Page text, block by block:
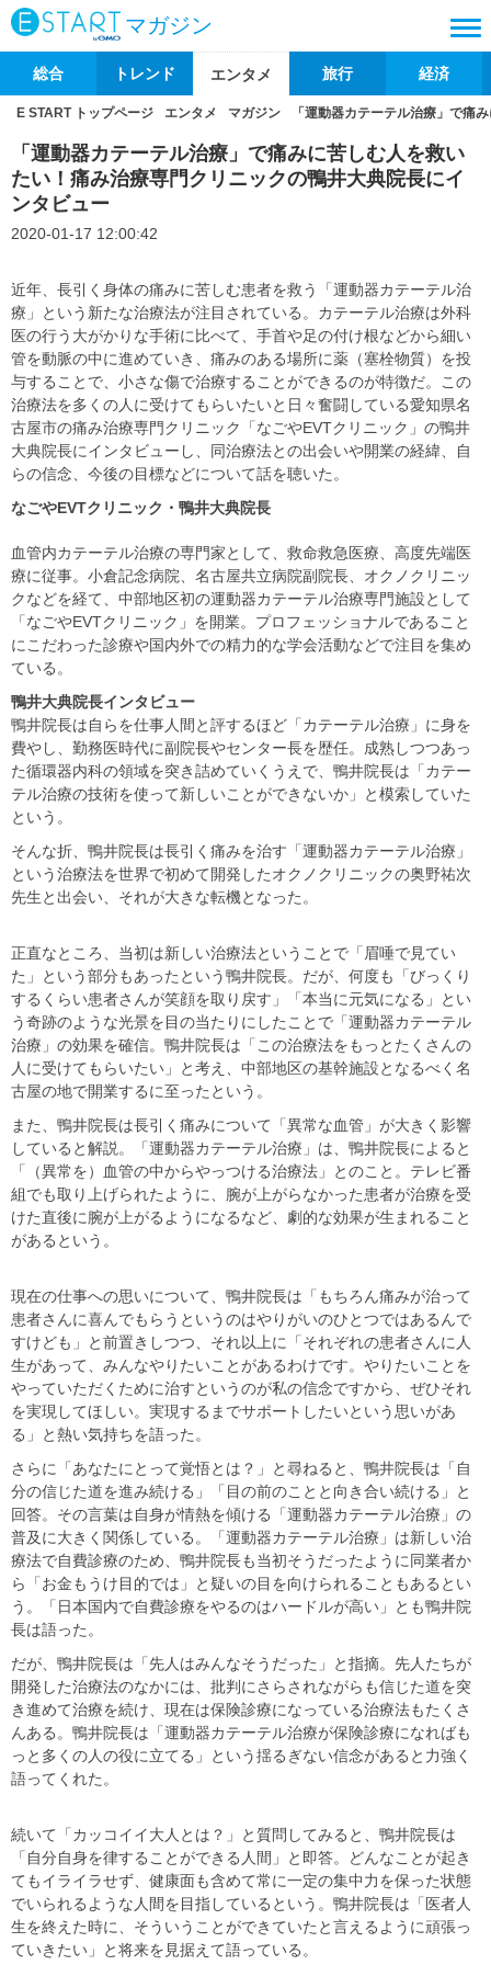
マガジン
総合 トレンド エンタメ 旅行 経済
E START トップページ エンタメ マガジン 「運動器カテーテル治療」で痛
「運動器カテーテル治療」で痛みに苦しむ人を救い
たい！痛み治療専門クリニックの鴨井大典院長にイ
ンタビュー
2020-01-17 12:00:42
近年、長引く身体の痛みに苦しむ患者を救う「運動器カテーテル治
療」という新たな治療法が注目されている。カテーテル治療は外科
医の行う大がかりな手術に比べて、手首や足の付け根などから細い
管を動脈の中に進めていき、痛みのある場所に薬（塞栓物質）を投
与することで、小さな傷で治療することができるのが特徴だ。この
治療法を多くの人に受けてもらいたいと日々奮闘している愛知県名
古屋市の痛み治療専門クリニック「なごやEVTクリニック」の鴨井
大典院長にインタビューし、同治療法との出会いや開業の経緯、自
らの信念、今後の目標などについて話を聴いた。
なごやEVTクリニック・鴨井大典院長
血管内カテーテル治療の専門家として、救命救急医療、高度先端医
療に従事。小倉記念病院、名古屋共立病院副院長、オクノクリニッ
クなどを経て、中部地区初の運動器カテーテル治療専門施設として
「なごやEVTクリニック」を開業。プロフェッショナルであること
にこだわった診療や国内外での精力的な学会活動などで注目を集め
ている。
鴨井大典院長インタビュー
鴨井院長は自らを仕事人間と評するほど「カテーテル治療」に身を
費やし、勤務医時代に副院長やセンター長を歴任。成熟しつつあっ
た循環器内科の領域を突き詰めていくうえで、鴨井院長は「カテー
テル治療の技術を使って新しいことができないか」と模索していた
という。
そんな折、鴨井院長は長引く痛みを治す「運動器カテーテル治療」
という治療法を世界で初めて開発したオクノクリニックの奥野祐次
先生と出会い、それが大きな転機となった。
正直なところ、当初は新しい治療法ということで「眉唾で見てい
た」という部分もあったという鴨井院長。だが、何度も「びっくり
するくらい患者さんが笑顔を取り戻す」「本当に元気になる」とい
う奇跡のような光景を目の当たりにしたことで「運動器カテーテル
治療」の効果を確信。鴨井院長は「この治療法をもっとたくさんの
人に受けてもらいたい」と考え、中部地区の基幹施設となるべく名
古屋の地で開業するに至ったという。
また、鴨井院長は長引く痛みについて「異常な血管」が大きく影響
していると解説。「運動器カテーテル治療」は、鴨井院長によると
「（異常を）血管の中からやっつける治療法」とのこと。テレビ番
組でも取り上げられたように、腕が上がらなかった患者が治療を受
けた直後に腕が上がるようになるなど、劇的な効果が生まれること
があるという。
現在の仕事への思いについて、鴨井院長は「もちろん痛みが治って
患者さんに喜んでもらうというのはやりがいのひとつではあるんで
すけども」と前置きしつつ、それ以上に「それぞれの患者さんに人
生があって、みんなやりたいことがあるわけです。やりたいことを
やっていただくために治すというのが私の信念ですから、ぜひそれ
を実現してほしい。実現するまでサポートしたいという思いがあ
る」と熱い気持ちを語った。
さらに「あなたにとって覚悟とは？」と尋ねると、鴨井院長は「自
分の信じた道を進み続ける」「目の前のことと向き合い続ける」と
回答。その言葉は自身が情熱を傾ける「運動器カテーテル治療」の
普及に大きく関係している。「運動器カテーテル治療」は新しい治
療法で自費診療のため、鴨井院長も当初そうだったように同業者か
ら「お金もうけ目的では」と疑いの目を向けられることもあるとい
う。「日本国内で自費診療をやるのはハードルが高い」とも鴨井院
長は語った。
だが、鴨井院長は「先人はみんなそうだった」と指摘。先人たちが
開発した治療法のなかには、批判にさらされながらも信じた道を突
き進めて治療を続け、現在は保険診療になっている治療法もたくさ
んある。鴨井院長は「運動器カテーテル治療が保険診療になればも
っと多くの人の役に立てる」という揺るぎない信念があると力強く
語ってくれた。
続いて「カッコイイ大人とは？」と質問してみると、鴨井院長は
「自分自身を律することができる人間」と即答。どんなことが起き
てもイライラせず、健康面も含めて常に一定の集中力を保った状態
でいられるような人間を目指しているという。鴨井院長は「医者人
生を終えた時に、そういうことができていたと言えるように頑張っ
ていきたい」と将来を見据えて語っている。